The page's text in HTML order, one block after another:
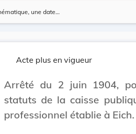
Acte plus en vigueur
Arrêté du 2 juin 1904,
statuts de la caisse
professionnel établie à Eich.